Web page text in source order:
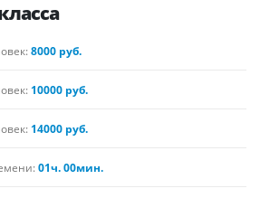
8000 руб.
10000 руб.
14000 руб.
01ч. 00мин.